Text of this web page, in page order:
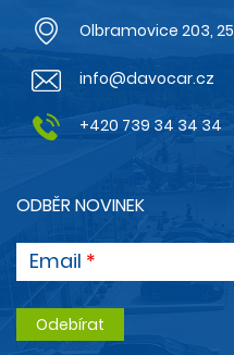
Olbramovice 203,
info@davocar.cz
+420 739 34 34 34
ODBĚR NOVINEK
Email